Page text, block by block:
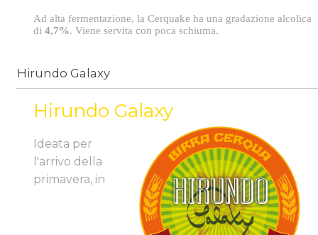
Ad alta fermentazione, la Cerquake ha una gradazione alcolica
di 4,7%. Viene servita con poca schiuma.
Hirundo Galaxy
Hirundo Galaxy
Ideata per
l'arrivo della
primavera, in